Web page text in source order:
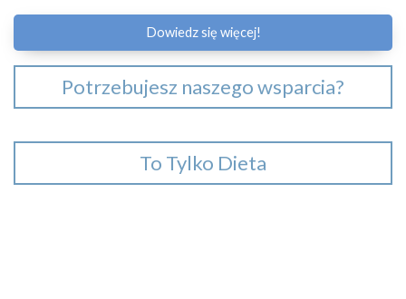
Dowiedz się więcej!
Potrzebujesz naszego wsparcia?
To Tylko Dieta